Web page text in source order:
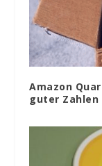
Amazon
guter